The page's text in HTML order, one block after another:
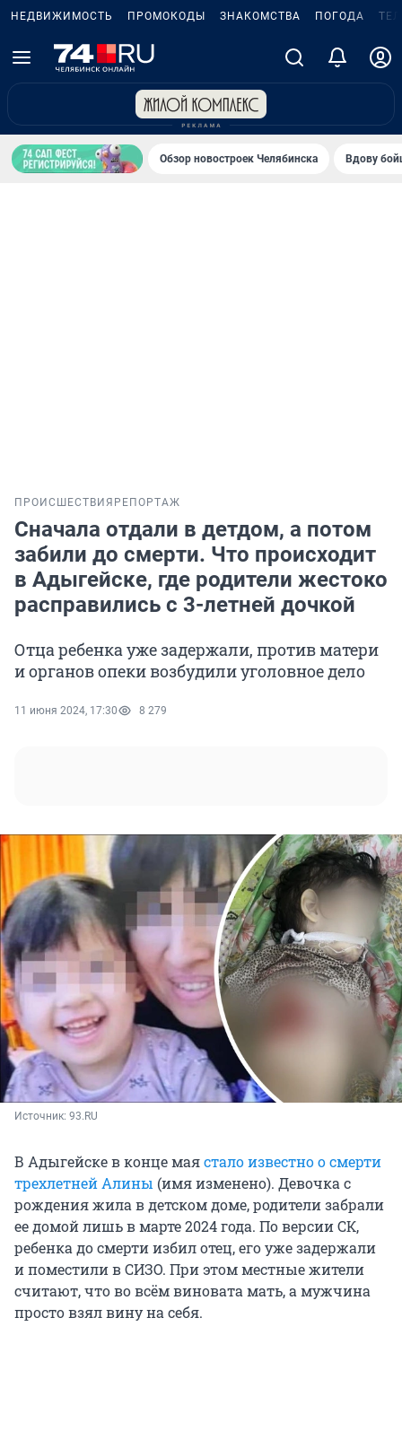
НЕДВИЖИМОСТЬ ПРОМОКОДЫ ЗНАКОМСТВА ПОГОДА
Обзор новостроек Челябинска Вдову
ПРОИСШЕСТВИЯ РЕПОРТАЖ
Сначала отдали в детдом, а потом
забили до смерти. Что происходит
в Адыгейске, где родители жестоко
расправились с 3-летней дочкой
Отца ребенка уже задержали, против матери
и органов опеки возбудили уголовное дело
11 июня 2024, 17:30 8 279
Источник: 93.RU
В Адыгейске в конце маястало известно о смерти
трехлетней Алины (имя изменено). Девочка с
рождения жила в детском доме, родители забрали
ее домой лишь в марте 2024 года. По версии СК,
ребенка до смерти избил отец, его уже задержали
и поместили в СИЗО. При этом местные жители
считают, что во всём виновата мать, а мужчина
просто взял вину на себя.